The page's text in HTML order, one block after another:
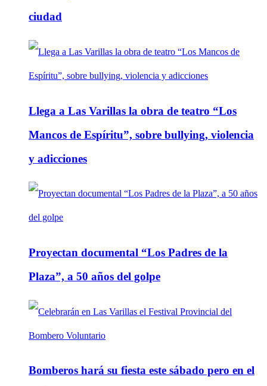
ciudad
Llega a Las Varillas la obra de teatro “Los
Mancos de Espíritu”, sobre bullying, violencia
y adicciones
Proyectan documental “Los Padres de la
Plaza”, a 50 años del golpe
Bomberos hará su fiesta este sábado pero en el